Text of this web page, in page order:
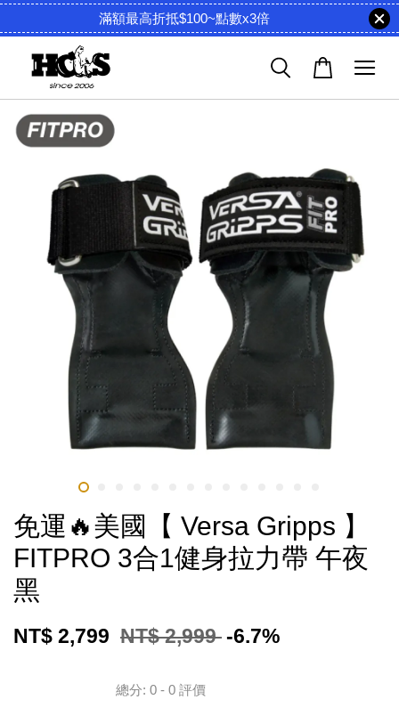
滿額最高折抵$100~點數x3倍
免運🔥美國【 Versa Gripps 】
FITPRO 3合1健身拉力帶 午夜
黑
NT$ 2,799 NT$ 2,999 -6.7%
總分: 0 - 0 評價